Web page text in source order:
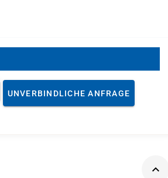
UNVERBINDLICHE ANFRAGE